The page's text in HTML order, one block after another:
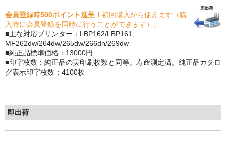
トナーの種類と比較
トナー再生の流れ
もっと安い販売店があります。何が違うのですか？
リサイクルトナーの評価
リサイクルトナーの選び方
会員登録時500ポイント進呈！ 初回購入から使えます（購
入時に会員登録を同時に行うことができます）。
■主な対応プリンター：LBP162/LBP161、
MF262dw/264dw/265dw/266dn/269dw
■純正品標準価格：13000円
■印字枚数：純正品の実印刷枚数と同等。寿命測定済。純正品カタロ
グ表示印字枚数：4100枚
即出荷